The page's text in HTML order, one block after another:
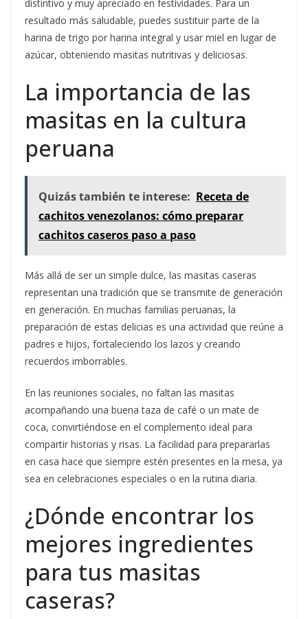
distintivo y muy apreciado en festividades. Para un
resultado más saludable, puedes sustituir parte de la
harina de trigo por harina integral y usar miel en lugar de
azúcar, obteniendo masitas nutritivas y deliciosas.
La importancia de las
masitas en la cultura
peruana
Quizás también te interese: Receta de
cachitos venezolanos: cómo preparar
cachitos caseros paso a paso
Más allá de ser un simple dulce, las masitas caseras
representan una tradición que se transmite de generación
en generación. En muchas familias peruanas, la
preparación de estas delicias es una actividad que reúne a
padres e hijos, fortaleciendo los lazos y creando
recuerdos imborrables.
En las reuniones sociales, no faltan las masitas
acompañando una buena taza de café o un mate de
coca, convirtiéndose en el complemento ideal para
compartir historias y risas. La facilidad para prepararlas
en casa hace que siempre estén presentes en la mesa, ya
sea en celebraciones especiales o en la rutina diaria.
¿Dónde encontrar los
mejores ingredientes
para tus masitas
caseras?